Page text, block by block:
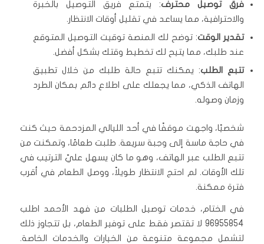
فرق توصيل محترف: يتمتع فريق التوصيل بالخبرة
والاحترافية، مما يساعد في تقليل أوقات الانتظار.
تقدير الوقت: توضح لك المنصة توقيت التوصيل المتوقع
عند طلبك، مما يتيح لك تخطيط وقتك بشكل أفضل.
تتبع الطلب: يمكنك تتبع حالة طلبك من خلال تطبيق
الهاتف الذكي، مما يجعلك على اطلاع دائم بمكان الطرد
وزمان وصوله.
شخصيًا، واجهت موقفًا في أحد الليالي المزدحمة حيث كنت
في حاجة ماسة إلى وجبة سريعة. طلبت طعامًا، وتمكنت من
تتبع الطلب عبر الهاتف، وهو ما كان يسهل عليّ الترتيب في
تلك الأوقات. لم احتج الانتظار طويلاً، ووصل الطعام في أقرب
فترة ممكنة.
في الختام، خدمات توصيل الطلبات من فهد الأحمد اطلب
96955854 لا تقتصر فقط على توفير الطعام، بل تتجاوز ذلك
لتشمل مجموعة متنوعة من الخيارات والخدمات الخاصة.